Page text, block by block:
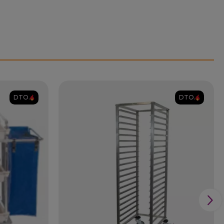
DTO. DTO.